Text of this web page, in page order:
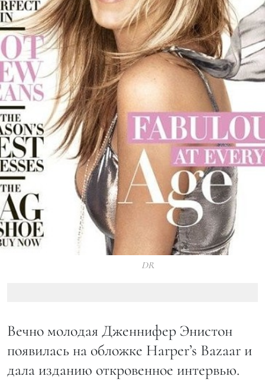
DR
Вечно молодая Дженнифер Энистон
появилась на обложке Harper’s Bazaar и
дала изданию откровенное интервью.